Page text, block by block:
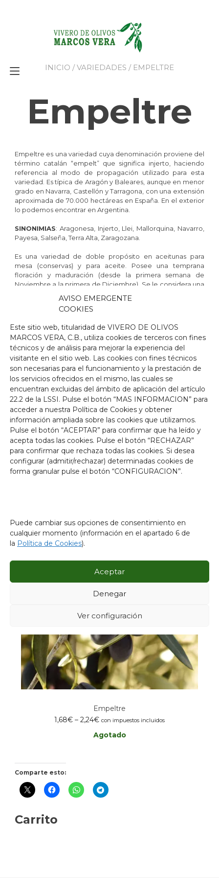
AVISO EMERGENTE
COOKIES
Este sitio web, titularidad de VIVERO DE OLIVOS
MARCOS VERA, C.B., utiliza cookies de terceros con fines
técnicos y de análisis para mejorar la experiencia del
visitante en el sitio web. Las cookies con fines técnicos
son necesarias para el funcionamiento y la prestación de
los servicios ofrecidos en el mismo, las cuales se
encuentran excluidas del ámbito de aplicación del artículo
22.2 de la LSSI. Pulse el botón “MAS INFORMACION” para
acceder a nuestra Política de Cookies y obtener
información ampliada sobre las cookies que utilizamos.
Pulse el botón “ACEPTAR” para confirmar que ha leído y
acepta todas las cookies. Pulse el botón “RECHAZAR”
para confirmar que rechaza todas las cookies. Si desea
configurar (admitir/rechazar) determinadas cookies de
forma granular pulse el botón “CONFIGURACION”.
Puede cambiar sus opciones de consentimiento en
cualquier momento (información en el apartado 6 de
la Política de Cookies).
Aceptar
Denegar
Ver configuración
Alternar
INICIO /VARIEDADES / EMPELTRE
Empeltre
Empeltre es una variedad cuya denominación proviene del
término catalán “empelt” que significa injerto, haciendo
referencia al modo de propagación utilizado para esta
variedad. Es típica de Aragón y Baleares, aunque en menor
grado en Navarra, Castellón y Tarragona, con una extensión
aproximada de 70.000 hectáreas en España. En el exterior
lo podemos encontrar en Argentina.
SINONIMIAS: Aragonesa, Injerto, Llei, Mallorquina, Navarro,
Payesa, Salseña, Terra Alta, Zaragozana.
Es una variedad de doble propósito en aceitunas para
mesa (conservas) y para aceite. Posee una temprana
floración y maduración (desde la primera semana de
Noviembre a la primera de Diciembre). Se le considera una
germinativo. Además, cuenta con una elevada y constante
producción. Por otra parte, presenta una baja resistencia al
mecanizada. Es muy apreciada por su elevado contenido
graso y es usada como aceituna de mesa aderezada en
negro.
Es bastante rústica por lo que se adapta bien a terrenos de
mala calidad y resistente a la sequía. Aceptablemente
resistente a la verticilosis y a las aceitunas jabonosas.
Aunque es sensible a las siguientes enfermedades: repilo,
tuberculosis y mosca.
Su árbol presenta un vigor medio, un porte erguido y una
espesa densidad de copa. Su hoja cuenta con una forma
elíptico-lanceolada con una longitud y anchura medias.
Su fruto tiene un peso medio, una forma alargada y
ligeramente asimétrica. Cuando se encuentra madura
Empeltre
1,68€ – 2,24€Rango
precios:
2,24€
con impuestos incluidos
Agotado
Comparte esto:
Carrito